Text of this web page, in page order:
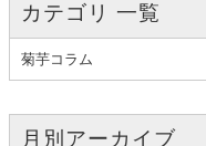
カテゴリ 一覧
菊芋コラム
月別アーカイブ